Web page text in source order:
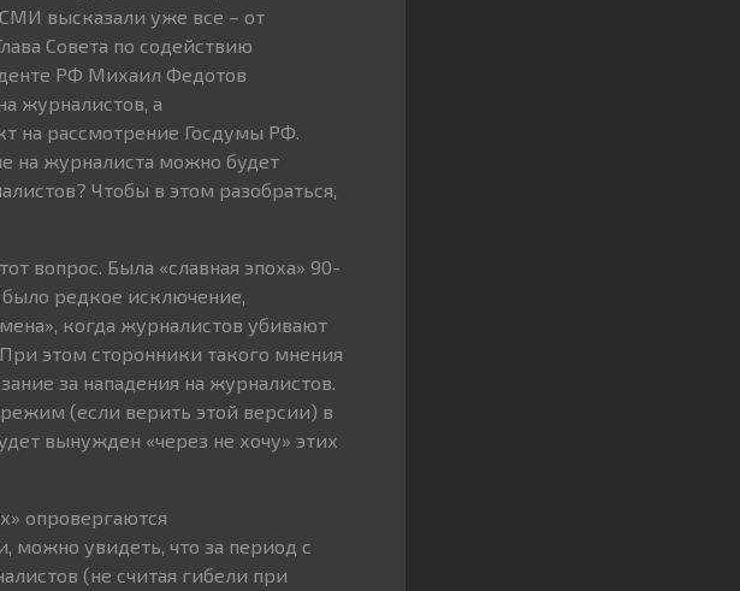
высказали уже все – от
Совета по содействию
РФ Михаил Федотов
журналистов, а
на рассмотрение Госдумы РФ.
на журналиста можно будет
Чтобы в этом разобраться,
вопрос. Была «славная эпоха» 90-
было редкое исключение,
когда журналистов убивают
этом сторонники такого мнения
за нападения на журналистов.
(если верить этой версии) в
вынужден «через не хочу» этих
опровергаются
можно увидеть, что за период с
(не считая гибели при